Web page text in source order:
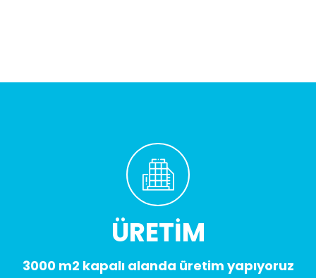
ÜRETİM
3000 m2 kapalı alanda üretim yapıyoruz